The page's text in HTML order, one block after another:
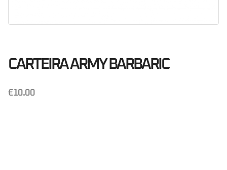
CARTEIRA ARMY BARBARIC
€10.00